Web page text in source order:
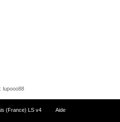
lupooo88
(France) LS v4 Aide